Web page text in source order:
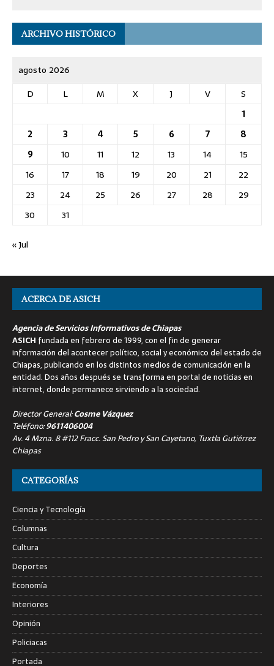
ARCHIVO HISTÓRICO
agosto 2026
D
L M X J V
S
1
2
3 4 5 6 7
8
9
10 11 12 13 14
15
16
17 18 19 20 21
22
23
24 25 26 27 28
29
30
31
« Jul
ACERCA DE ASICH
Agencia de Servicios Informativos de Chiapas
ASICH fundada en febrero de 1999, con el fin de generar
información del acontecer político, social y económico del estado de
Chiapas, publicando en los distintos medios de comunicación en la
entidad. Dos años después se transforma en portal de noticias en
internet, donde permanece sirviendo a la sociedad.
Director General:Cosme Vázquez
Teléfono:9611406004
Av. 4 Mzna. 8 #112 Fracc. San Pedro y San Cayetano, Tuxtla Gutiérrez
Chiapas
CATEGORÍAS
Ciencia y Tecnología
Columnas
Cultura
Deportes
Economía
Interiores
Opinión
Policiacas
Portada